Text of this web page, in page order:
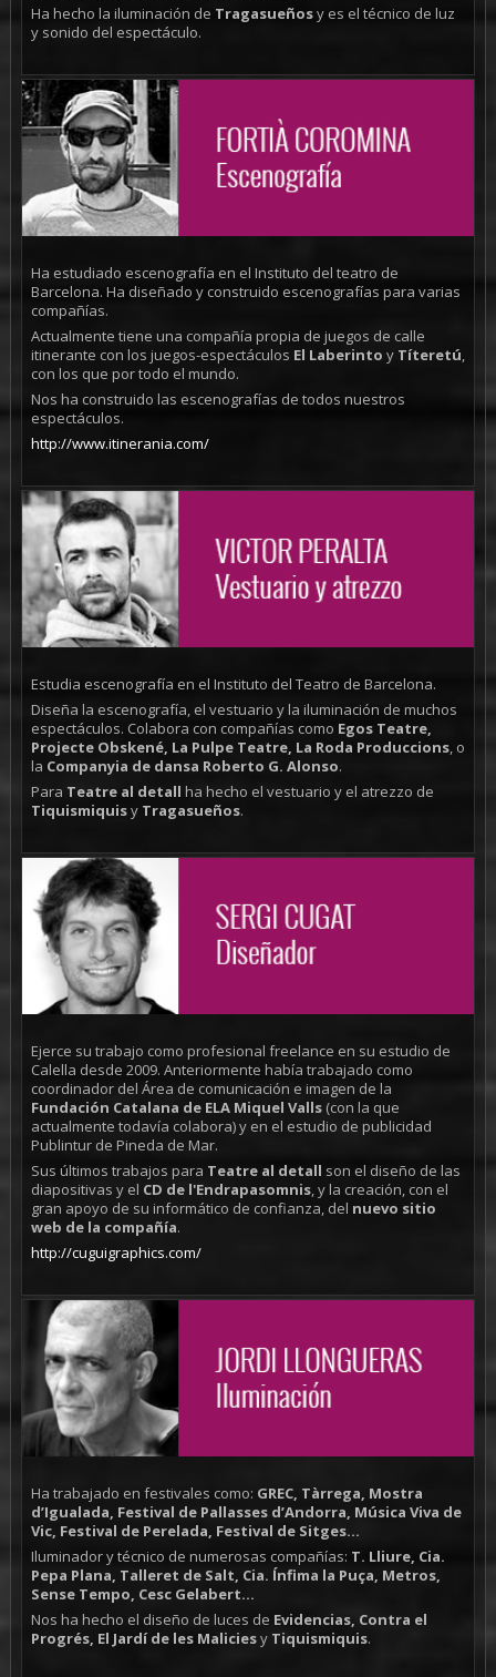
Ha hecho la iluminación de Tragasueñosy es el técnico de luz
y sonido del espectáculo.
Ha estudiado escenografía en el Instituto del teatro de
Barcelona. Ha diseñado y construido escenografías para varias
compañías.
Actualmente tiene una compañía propia de juegos de calle
itinerante con los juegos-espectáculos El Laberinto y Títeretú,
con los que por todo el mundo.
Nos ha construido las escenografías de todos nuestros
espectáculos.
http://www.itinerania.com/
Estudia escenografía en el Instituto del Teatro de Barcelona.
Diseña la escenografía, el vestuario y la iluminación de muchos
espectáculos. Colabora con compañías como Egos Teatre,
Projecte Obskené, La Pulpe Teatre, La Roda Produccions, o
la Companyia de dansa Roberto G. Alonso.
Para Teatre al detall ha hecho el vestuario y el atrezzo de
Tiquismiquisy Tragasueños.
Ejerce su trabajo como profesional freelance en su estudio de
Calella desde 2009. Anteriormente había trabajado como
coordinador del Área de comunicación e imagen de la
Fundación Catalana de ELA Miquel Valls(con la que
actualmente todavía colabora) y en el estudio de publicidad
Publintur de Pineda de Mar.
Sus últimos trabajos para Teatre al detall son el diseño de las
diapositivas y el CD de l'Endrapasomnis, y la creación, con el
gran apoyo de su informático de confianza, del nuevo sitio
web de la compañía.
http://cuguigraphics.com/
Ha trabajado en festivales como: GREC, Tàrrega, Mostra
d’Igualada, Festival de Pallasses d’Andorra, Música Viva de
Vic, Festival de Perelada, Festival de Sitges...
Iluminador y técnico de numerosas compañías: T. Lliure, Cia.
Pepa Plana, Talleret de Salt, Cia. Ínfima la Puça, Metros,
Sense Tempo, Cesc Gelabert...
Nos ha hecho el diseño de luces de Evidencias, Contra el
Progrés, El Jardí de les Maliciesy Tiquismiquis.